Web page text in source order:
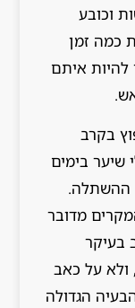
וכובע
כמה זמן
איתם
בקרב
שיער בימים
ההשתלה.
מדובר
בעיקר
ולא על כאב
הגדולה